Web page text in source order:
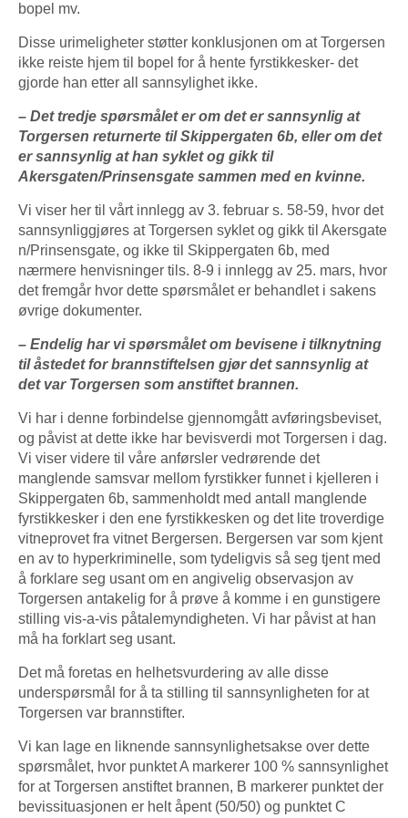
bopel mv.
Disse urimeligheter støtter konklusjonen om at Torgersen
ikke reiste hjem til bopel for å hente fyrstikkesker- det
gjorde han etter all sannsylighet ikke.
– Det tredje spørsmålet er om det er sannsynlig at
Torgersen returnerte til Skippergaten 6b, eller om det
er sannsynlig at han syklet og gikk til
Akersgaten/Prinsensgate sammen med en kvinne.
Vi viser her til vårt innlegg av 3. februar s. 58-59, hvor det
sannsynliggjøres at Torgersen syklet og gikk til Akersgate
n/Prinsensgate, og ikke til Skippergaten 6b, med
nærmere henvisninger tils. 8-9 i innlegg av 25. mars, hvor
det fremgår hvor dette spørsmålet er behandlet i sakens
øvrige dokumenter.
– Endelig har vi spørsmålet om bevisene i tilknytning
til åstedet for brannstiftelsen gjør det sannsynlig at
det var Torgersen som anstiftet brannen.
Vi har i denne forbindelse gjennomgått avføringsbeviset,
og påvist at dette ikke har bevisverdi mot Torgersen i dag.
Vi viser videre til våre anførsler vedrørende det
manglende samsvar mellom fyrstikker funnet i kjelleren i
Skippergaten 6b, sammenholdt med antall manglende
fyrstikkesker i den ene fyrstikkesken og det lite troverdige
vitneprovet fra vitnet Bergersen. Bergersen var som kjent
en av to hyperkriminelle, som tydeligvis så seg tjent med
å forklare seg usant om en angivelig observasjon av
Torgersen antakelig for å prøve å komme i en gunstigere
stilling vis-a-vis påtalemyndigheten. Vi har påvist at han
må ha forklart seg usant.
Det må foretas en helhetsvurdering av alle disse
underspørsmål for å ta stilling til sannsynligheten for at
Torgersen var brannstifter.
Vi kan lage en liknende sannsynlighetsakse over dette
spørsmålet, hvor punktet A markerer 100 % sannsynlighet
for at Torgersen anstiftet brannen, B markerer punktet der
bevissituasjonen er helt åpent (50/50) og punktet C